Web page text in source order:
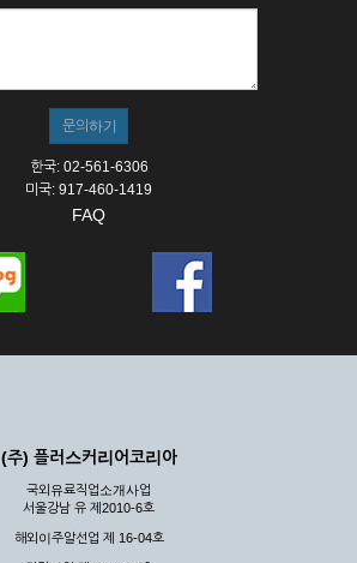
한국: 02-561-6306
미국: 917-460-1419
FAQ
(주) 플러스커리어코리아
국외유료직업소개사업
서울강남 유 제2010-6호
해외이주알선업 제 16-04호